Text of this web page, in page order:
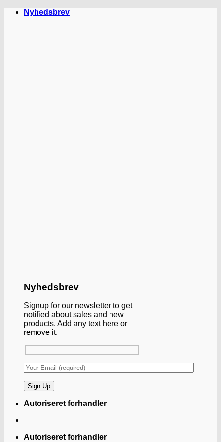
FortsætNyhedsbrev
Nyhedsbrev
Signup for our newsletter to get
notified about sales and new
products. Add any text here or
remove it.
Autoriseret forhandler
Autoriseret forhandler